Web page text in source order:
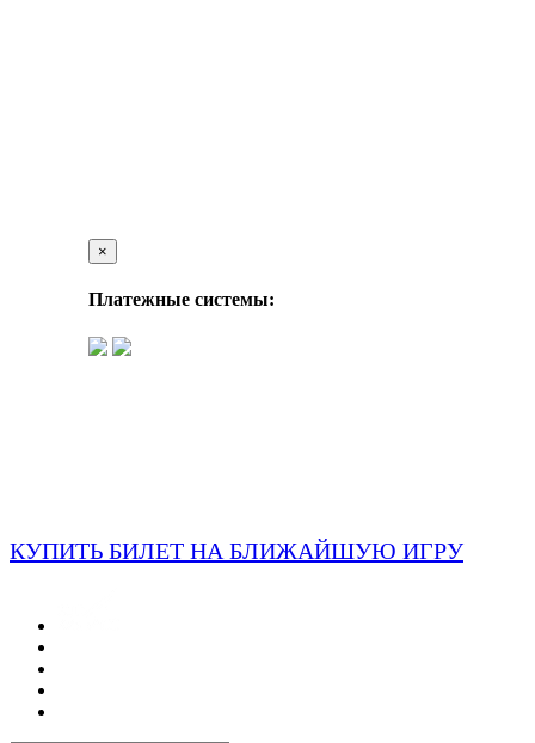
×
Платежные системы:
КУПИТЬ БИЛЕТ НА БЛИЖАЙШУЮ ИГРУ